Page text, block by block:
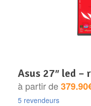
asus 27″ led
à partir de
5 revendeurs